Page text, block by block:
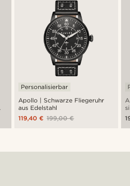
Apollo | Schwarze Fliegeruhr
aus Edelstahl
Personalisierbar
199,00 €
119,40 €